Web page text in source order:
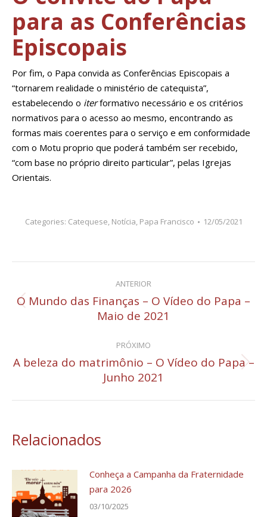
para as Conferências
Episcopais
Por fim, o Papa convida as Conferências Episcopais a
“tornarem realidade o ministério de catequista”,
estabelecendo o iterformativo necessário e os critérios
normativos para o acesso ao mesmo, encontrando as
formas mais coerentes para o serviço e em conformidade
com o Motu proprio que poderá também ser recebido,
“com base no próprio direito particular”, pelas Igrejas
Orientais.
Categories: Catequese, Notícia, Papa Francisco 12/05/2021
Navegação
de
ANTERIOR
Post
anterior:
O Mundo das Finanças – O Vídeo do Papa –
Maio de 2021
PRÓXIMO
Próximo
post:
A beleza do matrimônio – O Vídeo do Papa –
Junho 2021
Relacionados
Conheça a Campanha da Fraternidade
para 2026
03/10/2025